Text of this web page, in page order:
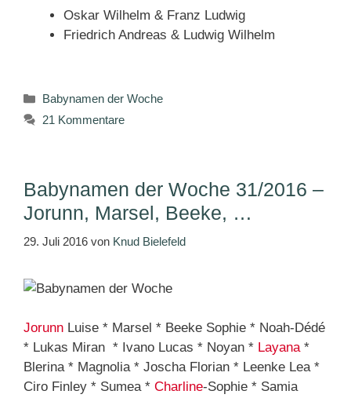
Oskar Wilhelm & Franz Ludwig
Friedrich Andreas & Ludwig Wilhelm
Kategorien
Babynamen der Woche
21 Kommentare
Babynamen der Woche 31/2016 –
Jorunn, Marsel, Beeke, …
29. Juli 2016 von Knud Bielefeld
Jorunn Luise * Marsel * Beeke Sophie * Noah-Dédé
* Lukas Miran * Ivano Lucas * Noyan * Layana*
Blerina * Magnolia * Joscha Florian * Leenke Lea *
Ciro Finley * Sumea * Charline-Sophie * Samia